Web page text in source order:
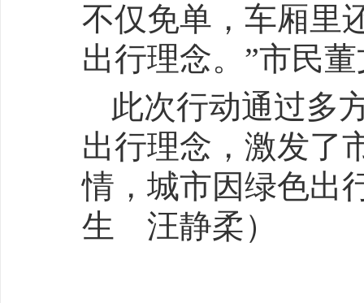
不仅免单，车厢里
出行理念。”市民
此次行动通过多
出行理念，激发了
情，城市因绿色
生 汪静柔）